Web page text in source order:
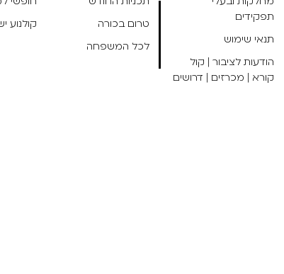
תפקידים
תנאי שימוש
הודעות לציבור | קול
קורא | מכרזים | דרושים
טרום בכורה
קולנוע
לכל המשפחה